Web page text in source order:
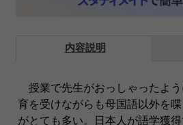
内容説明
授業で先生がおっしゃったよ
育を受けながらも母国語以外を
がとても多い。日本人が語学獲